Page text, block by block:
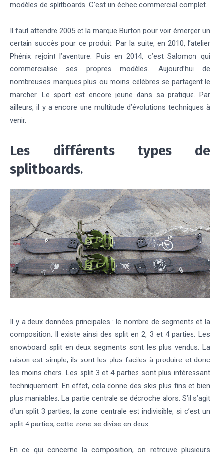
modèles de splitboards. C’est un échec commercial complet.
Il faut attendre 2005 et la marque Burton pour voir émerger un
certain succès pour ce produit. Par la suite, en 2010, l’atelier
Phénix rejoint l’aventure. Puis en 2014, c’est Salomon qui
commercialise ses propres modèles. Aujourd’hui de
nombreuses marques plus ou moins célèbres se partagent le
marcher. Le sport est encore jeune dans sa pratique. Par
ailleurs, il y a encore une multitude d’évolutions techniques à
venir.
Les différents types de
splitboards.
Il y a deux données principales : le nombre de segments et la
composition. Il existe ainsi des split en 2, 3 et 4 parties. Les
snowboard split en deux segments sont les plus vendus. La
raison est simple, ils sont les plus faciles à produire et donc
les moins chers. Les split 3 et 4 parties sont plus intéressant
techniquement. En effet, cela donne des skis plus fins et bien
plus maniables. La partie centrale se décroche alors. S’il s’agit
d’un split 3 parties, la zone centrale est indivisible, si c’est un
split 4 parties, cette zone se divise en deux.
En ce qui concerne la composition, on retrouve plusieurs